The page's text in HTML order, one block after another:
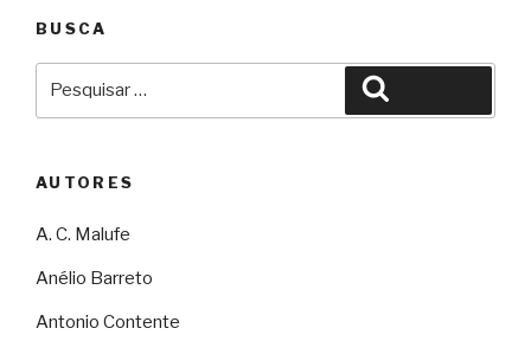
BUSCA
AUTORES
A. C. Malufe
Anélio Barreto
Antonio Contente